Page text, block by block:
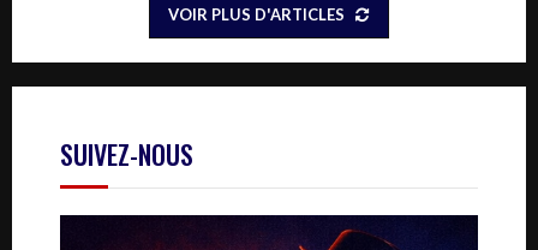
VOIR PLUS D'ARTICLES
SUIVEZ-NOUS